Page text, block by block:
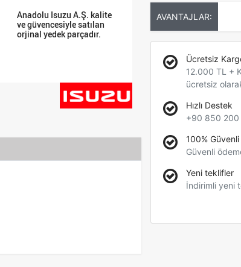
Anadolu Isuzu A.Ş. kalite
ve güvencesiyle satılan
orjinal yedek parçadır.
AVANTAJLAR:
Ücretsiz
12.000 TL +
ücretsiz
Hızlı Destek
+90 850 200
100% Güvenli
Güvenli
Yeni teklifler
İndirimli yeni